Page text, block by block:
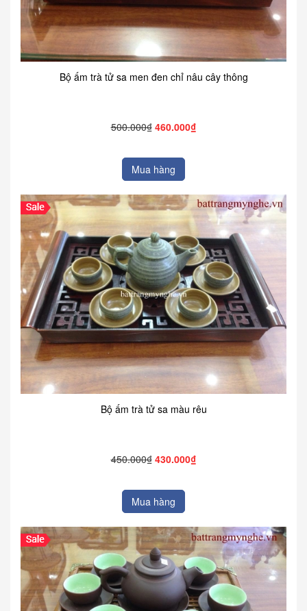
Bộ ấm trà tử sa men đen chỉ nâu cây thông
500.000₫ 460.000₫
Mua hàng
Bộ ấm trà tử sa màu rêu
450.000₫ 430.000₫
Mua hàng